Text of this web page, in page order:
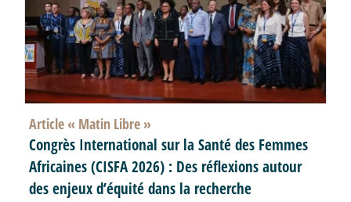
Article « Matin Libre »
Congrès International sur la Santé des Femmes
Africaines (CISFA 2026) : Des réflexions autour
des enjeux d’équité dans la recherche